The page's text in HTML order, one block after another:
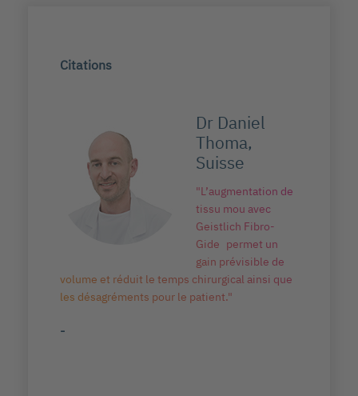
Citations
Dr Daniel
Thoma,
Suisse
"L’augmentation de
tissu mou avec
Geistlich Fibro-
Gide permet un
gain prévisible de
volume et réduit le temps chirurgical ainsi que
les désagréments pour le patient."
-